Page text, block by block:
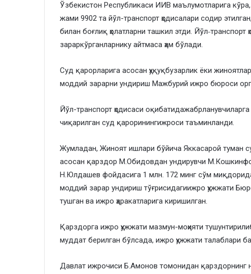
​Ўзбекистон Республикаси ИИВ маълумотларига
жами 9902 та йўл-транспорт ҳодисалари содир
билан боғлиқ ҳолатларни ташкил этди.
зараркўрганларнику айтмаса ҳам бўлади.
​Суд қарорларига асосан ҳуқуқбузарлик ёки
моддий зарарни ундириш Мажбурий ижро бюроси
​Йўл-транспорт ҳодисаси
чиқарилган суд қароринингижроси таъминланди.
​Жумладан, Жиноят ишлари бўйича Яккасарой туман
асосан қарздор М.Обидовдан ундирувчи
Н.Юлдашев фойдасига 1 млн. 172 минг сўм
моддий зарар ундириш тўғрисидагиижро ҳужжати
тушган ва ижро ҳаракатларига киришилган.
Қарздорга ижро ҳужжати мазмун-моҳияти
муддат берилган бўлсада, ижро ҳужжати талаблари
Давлат ижрочиси Б.Амонов томонидан